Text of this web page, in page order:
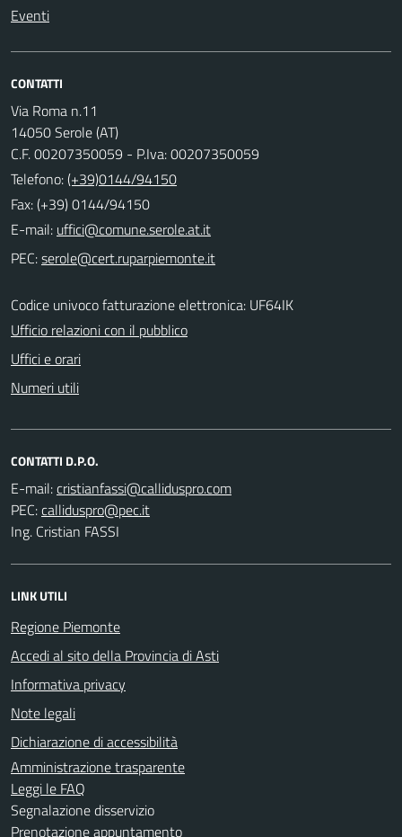
Eventi
CONTATTI
Via Roma n.11
14050 Serole (AT)
C.F. 00207350059 - P.Iva: 00207350059
Telefono:(+39)0144/94150
Fax: (+39) 0144/94150
E-mail:
PEC:
Codice univoco fatturazione elettronica: UF64IK
Ufficio relazioni con il pubblico
Uffici e orari
Numeri utili
CONTATTI D.P.O.
E-mail:
PEC:
Ing. Cristian FASSI
LINK UTILI
Regione Piemonte
Accedi al sito della Provincia di Asti
Informativa privacy
Note legali
Dichiarazione di accessibilità
Amministrazione trasparente
Leggi le FAQ
Segnalazione disservizio
Prenotazione appuntamento